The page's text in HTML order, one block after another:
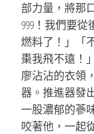
部力量，將那
999！我們要
燃料了！」「
棗我飛不遠！
廖沾沾的衣領
器。推進器發
一股濃郁的蔘
咬著他，一起